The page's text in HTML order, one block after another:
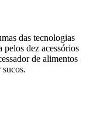
das tecnologias
pelos dez acessórios
de alimentos